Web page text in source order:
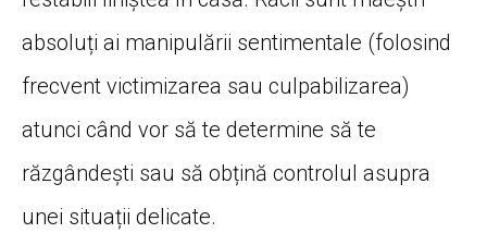
absoluți ai manipulării sentimentale (folosind
frecvent victimizarea sau culpabilizarea)
atunci când vor să te determine să te
răzgândești sau să obțină controlul asupra
unei situații delicate.